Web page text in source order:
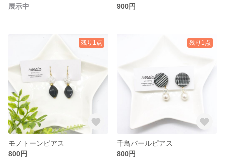
展示中
900円
残り1点
モノトーンピアス
800円
残り1点
千鳥パールピアス
800円